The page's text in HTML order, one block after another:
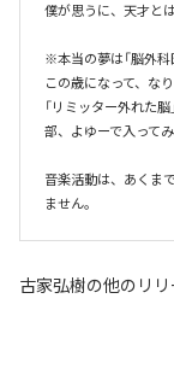
僕が思うに、天才と
※本当の夢は「脳外科
この歳になって、な
「リミッター外れた
部、よゆーで入って
音楽活動は、あくま
ません。
古家弘樹の他のリリ